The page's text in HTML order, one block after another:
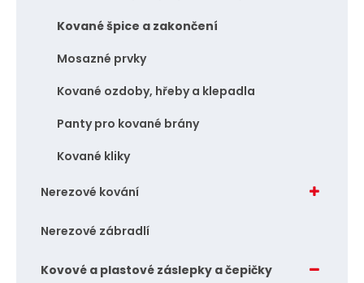
Kované špice a zakončení
Mosazné prvky
Kované ozdoby, hřeby a klepadla
Panty pro kované brány
Kované kliky
Nerezové kování
Nerezové zábradlí
Kovové a plastové záslepky a čepičky